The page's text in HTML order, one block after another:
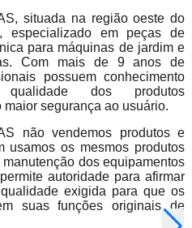
situada na região oeste do
especializado em peças de
para máquinas de jardim e
Com mais de 9 anos de
possuem conhecimento
dos produtos
segurança ao usuário.
não vendemos produtos e
usamos os mesmos produtos
dos equipamentos
autoridade para afirmar
exigida para que os
suas funções originais de